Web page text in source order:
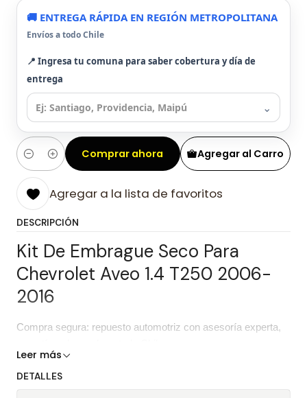
🚚 ENTREGA RÁPIDA EN REGIÓN METROPOLITANA
Envíos a todo Chile
📍 Ingresa tu comuna para saber cobertura y día de
entrega
⌄
Cantidad
Agregar al Carro
Comprar ahora
Agregar a la lista de favoritos
DESCRIPCIÓN
Kit De Embrague Seco Para
Chevrolet Aveo 1.4 T250 2006-
2016
Compra segura: repuesto automotriz con asesoría experta,
Características del repuesto
Leer más
DETALLES